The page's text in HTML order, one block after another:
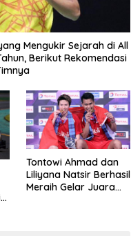
Mengukir Sejarah di All
Berikut Rekomendasi
Tontowi Ahmad dan
Liliyana Natsir Berhasil
Meraih Gelar Juara